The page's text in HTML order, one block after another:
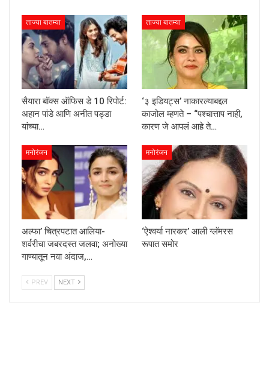
ताज्या बातम्या
सैयारा बॉक्स ऑफिस डे 10 रिपोर्ट:
अहान पांडे आणि अनीत पड्डा
यांच्या…
ताज्या बातम्या
‘३ इडियट्स’ नाकारल्याबद्दल
काजोल म्हणते – “पश्चात्ताप नाही,
कारण जे आपलं आहे ते…
मनोरंजन
अल्फा’ चित्रपटात आलिया-
शर्वरीचा जबरदस्त जलवा; अनोख्या
गाण्यातून नवा अंदाज,…
मनोरंजन
‘ऐश्वर्या नारकर’ आली ग्लॅमरस
रूपात समोर
PREV NEXT